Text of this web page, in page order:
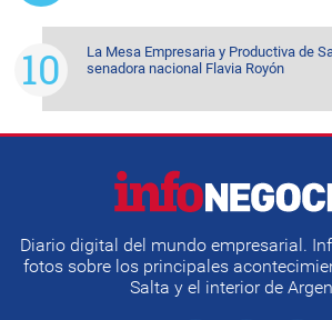
La Mesa Empresaria y Productiva de
senadora nacional Flavia Royón
Diario digital del mundo empresarial.
fotos sobre los principales
Salta y el interior de